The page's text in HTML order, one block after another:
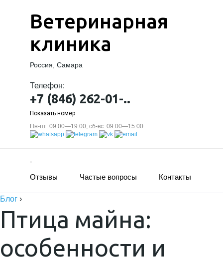
Ветеринарная
клиника
Россия, Самара
Телефон:
+7 (846) 262-01-..
Показать номер
Пн-пт: 09:00—19:00; сб-вс: 09:00—15:00
Отзывы Частые вопросы Контакты
Блог ›
Птица майна:
особенности и